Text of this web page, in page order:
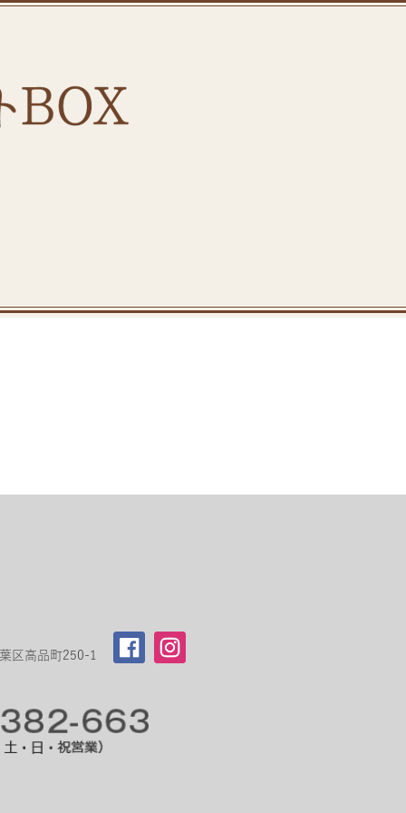
区高品町250-1